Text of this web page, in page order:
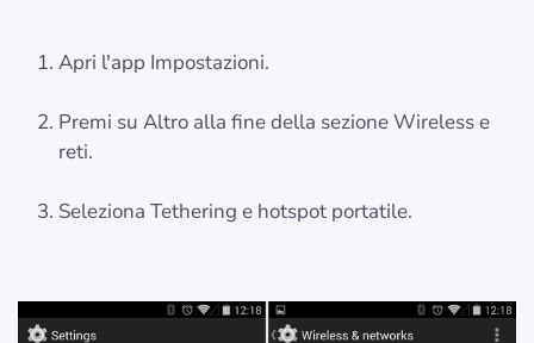
Apri l'app Impostazioni.
Premi su Altro alla fine della sezione Wireless e
reti.
Seleziona Tethering e hotspot portatile.